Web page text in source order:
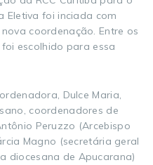
Eletiva foi inciada com
coordenação. Entre os
escolhido para essa
Dulce Maria,
coordenadores de
Peruzzo (Arcebispo
Magno (secretária geral
diocesana de Apucarana)